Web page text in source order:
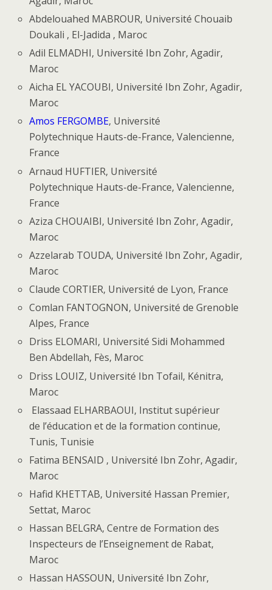
Abdelouahed MABROUR, Université Chouaib
Doukali , El-Jadida , Maroc
Adil ELMADHI, Université Ibn Zohr, Agadir,
Maroc
Aicha EL YACOUBI, Université Ibn Zohr, Agadir,
Maroc
Amos FERGOMBE, Université
Polytechnique Hauts-de-France, Valencienne,
France
Arnaud HUFTIER, Université
Polytechnique Hauts-de-France, Valencienne,
France
Aziza CHOUAIBI, Université Ibn Zohr, Agadir,
Maroc
Azzelarab TOUDA, Université Ibn Zohr, Agadir,
Maroc
Claude CORTIER, Université de Lyon, France
Comlan FANTOGNON, Université de Grenoble
Alpes, France
Driss ELOMARI, Université Sidi Mohammed
Ben Abdellah, Fès, Maroc
Driss LOUIZ, Université Ibn Tofail, Kénitra,
Maroc
Elassaad ELHARBAOUI, Institut supérieur
de l’éducation et de la formation continue,
Tunis, Tunisie
Fatima BENSAID , Université Ibn Zohr, Agadir,
Maroc
Hafid KHETTAB, Université Hassan Premier,
Settat, Maroc
Hassan BELGRA, Centre de Formation des
Inspecteurs de l’Enseignement de Rabat,
Maroc
Hassan HASSOUN, Université Ibn Zohr,